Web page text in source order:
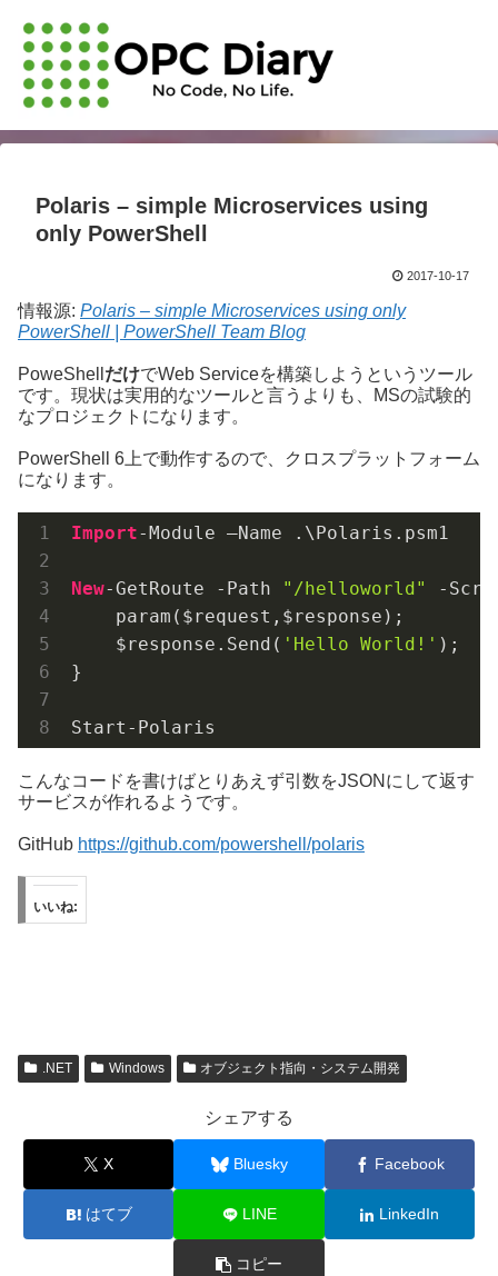
Polaris – simple Microservices using
only PowerShell
2017-10-17
情報源: Polaris – simple Microservices using only
PowerShell | PowerShell Team Blog
PoweShell だけでWeb Serviceを構築しようというツール
です。現状は実用的なツールと言うよりも、MSの試験的
なプロジェクトになります。
PowerShell 6上で動作するので、クロスプラットフォーム
になります。
Import-Module –Name .\Polaris.psm1
New-GetRoute -Path "/helloworld"
-
    param($request,$response);
    $response.Send(
'Hello World!' );
}
Start -Polaris
こんなコードを書けばとりあえず引数をJSONにして返す
サービスが作れるようです。
GitHub https://github.com/powershell/polaris
いいね:
.NET Windows オブジェクト指向・システム開発
シェアする
X Bluesky Facebook
はてブ LINE LinkedIn
コピー